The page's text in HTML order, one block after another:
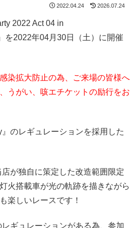
2022.04.24 2026.07.24
2022 Act 04 in
を2022年04月30日（土）に開催
染拡大防止の為、ご来場の皆様へ
うがい、咳エチケットの励行をお
のレギュレーションを採用した
店が独自に策定した改造範囲限定
火搭載車が光の軌跡を描きながら
楽しいレースです！
レギュレーションがある為、参加